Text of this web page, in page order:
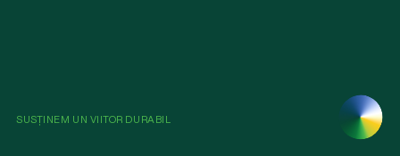
SUSȚINEM UN VIITOR DURABIL